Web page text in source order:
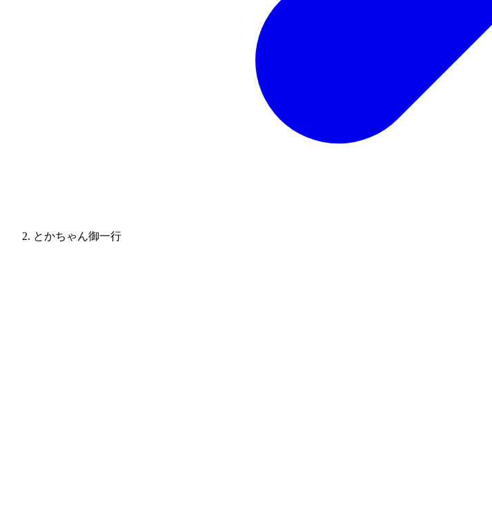
とかちゃん御一行